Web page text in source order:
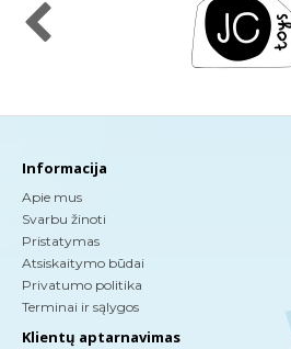
Informacija
Apie mus
Svarbu žinoti
Pristatymas
Atsiskaitymo būdai
Privatumo politika
Terminai ir sąlygos
Klientų aptarnavimas